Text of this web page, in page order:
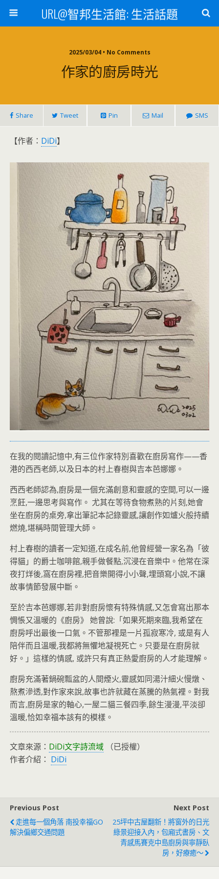
URL@智邦生活館: 生活話題
2025/03/04 • No Comments
作家的廚房時光
Share Tweet Pin Mail SMS
【作者： DiDi】
在我的閱讀記憶中,有三位作家特別喜歡在廚房寫作——香
港的西西老師,以及日本的村上春樹與吉本芭娜娜。
西西老師認為,廚房是一個充滿創意和靈感的空間,可以一邊
烹飪,一邊思考與寫作。 尤其在等待食物煮熟的片刻,她會
坐在廚房的桌旁,拿出筆記本記錄靈感,讓創作如爐火般持續
燃燒,堪稱時間管理大師。
村上春樹的讀者一定知道,在成名前,他曾經營一家名為「彼
得貓」的爵士咖啡館,親手做餐點,沉浸在音樂中。他常在深
夜打烊後,窩在廚房裡,把音樂開得小小聲,埋頭寫小說,不讓
故事情節發展中斷。
至於吉本芭娜娜,若非對廚房懷有特殊情感,又怎會寫出那本
惆悵又溫暖的《廚房》 她曾說:「如果死期來臨,我希望在
廚房呼出最後一口氣。不管那裡是一片孤寂寒冷, 或是有人
陪伴而且溫暖,我都將無懼地凝視死亡。只要是在廚房就
好。」這樣的情感, 或許只有真正熱愛廚房的人才能理解。
廚房充滿著鍋碗瓢盆的人間煙火,靈感如同湯汁細火慢燉、
熬煮滲透,對作家來說,故事也許就藏在蒸騰的熱氣裡。對我
而言,廚房是家的軸心,一屋二貓三餐四季,餘生漫漫,平淡卻
溫暖,恰如幸福本該有的模樣。
文章來源： DiDi文字詩流域 （已授權）
作者介紹： DiDi
Previous Post
走進每一個角落 南投幸福GO
解決偏鄉交通問題
Next Post
25坪中古屋翻新！將窗外的日光
綠景迎接入內，包廂式書房、文
青感馬賽克中島廚房與寧靜臥
房，好療癒～